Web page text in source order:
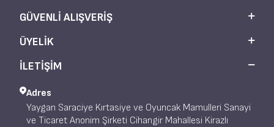
GÜVENLI ALIŞVERIŞ
ÜYELIK
İLETİŞİM
Adres
Yaygan Saraciye Kırtasiye ve Oyuncak Mamulleri Sanayi
ve Ticaret Anonim Şirketi Cihangir Mahallesi Kirazlı